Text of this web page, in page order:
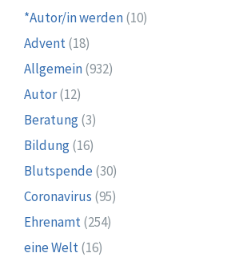
*Autor/in werden(10)
Advent(18)
Allgemein(932)
Autor(12)
Beratung(3)
Bildung(16)
Blutspende (30)
Coronavirus (95)
Ehrenamt(254)
eine Welt(16)